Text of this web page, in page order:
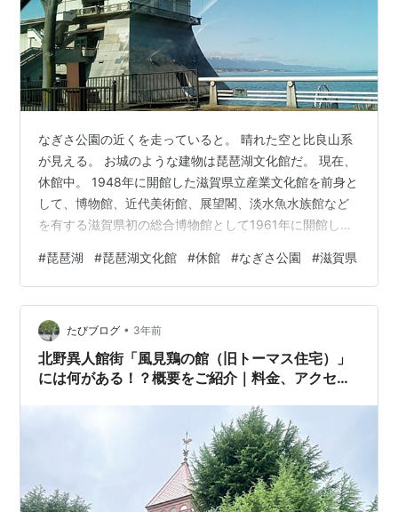
なぎさ公園の近くを走っていると。 晴れた空と比良山系
が見える。 お城のような建物は琵琶湖文化館だ。 現在、
休館中。 1948年に開館した滋賀県立産業文化館を前身と
して、博物館、近代美術館、展望閣、淡水魚水族館など
を有する滋賀県初の総合博物館として1961年に開館し
2008年3月限りで休館することが、2007年12月の滋賀県
議会における県教育長の答弁により表明された。
ja.wikipedia.org 2027年には新たに開館されるようだ
が。 県では、令和3年3月に「（仮称）新・琵琶湖文化館
基本計画」を策定し、大津市浜大津において、令和9年12
月…
#琵琶湖 #琵琶湖文化館 #休館 #なぎさ公園 #滋賀県
たびブログ • 3年前
北野異人館街「風見鶏の館（旧トーマス住宅）」
には何がある！？概要をご紹介｜料金、アクセ
共通チケット、外観、内装、休館情報